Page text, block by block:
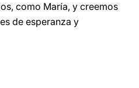
como María, y creemos
de esperanza y